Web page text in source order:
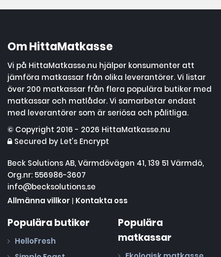
Om HittaMatkasse
Vi på HittaMatkasse.nu hjälper konsumenter att
jämföra matkassar från olika leverantörer. Vi listar
över 200 matkassar från flera populära butiker med
matkassar och matlådor. Vi samarbetar endast
med leverantörer som är seriösa och pålitliga.
© Copyright 2016 - 2026 HittaMatkasse.nu
Secured by Let’s Encrypt
Beck Solutions AB, Värmdövägen 41, 139 51 Värmdö,
Org.nr: 556986-3607
info@becksolutions.se
Allmänna villkor | Kontakta oss
Populära butiker
HelloFresh
Populära
matkassar